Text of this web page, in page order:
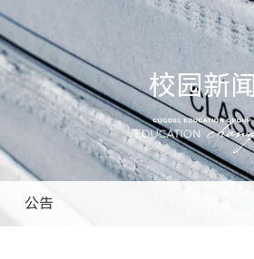
校园新闻
公告